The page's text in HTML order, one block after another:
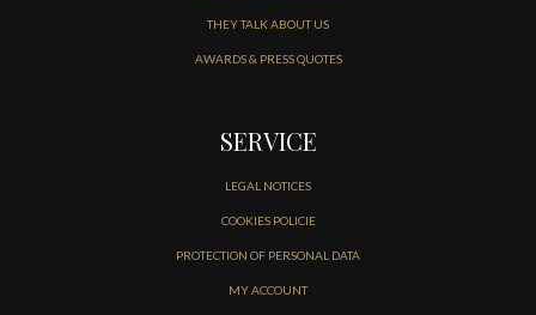
THEY TALK ABOUT US
AWARDS & PRESS QUOTES
SERVICE
LEGAL NOTICES
COOKIES POLICIE
PROTECTION OF PERSONAL DATA
MY ACCOUNT